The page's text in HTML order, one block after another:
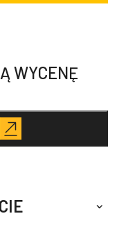
WYCENĘ